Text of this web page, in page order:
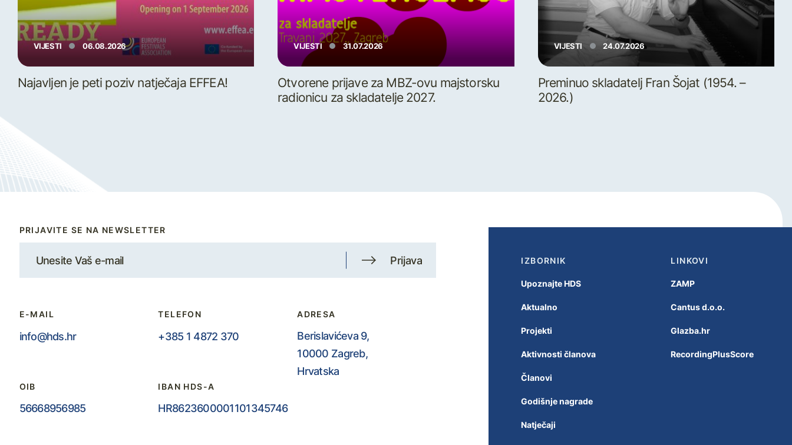
VIJESTI 06.08.2026
Najavljen je peti poziv natječaja EFFEA!
VIJESTI 31.07.2026
Otvorene prijave za MBZ-ovu majstorsku
radionicu za skladatelje 2027.
VIJESTI 24.07.2026
Preminuo skladatelj Fran Šojat (1954. –
2026.)
PRIJAVITE SE NA NEWSLETTER
Prijava
E-MAIL
info@hds.hr
TELEFON
+385 1 4872 370
ADRESA
Berislavićeva 9,
10000 Zagreb,
Hrvatska
OIB
56668956985
IBAN HDS-A
HR8623600001101345746
IZBORNIK
Upoznajte HDS
Aktualno
Projekti
Aktivnosti članova
Članovi
Godišnje nagrade
Natječaji
LINKOVI
ZAMP
Cantus d.o.o.
Glazba.hr
RecordingPlusScore